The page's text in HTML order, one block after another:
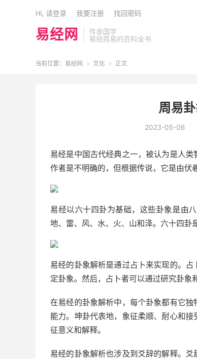
易经网
传承国学
易经周易的百科全书
Hi, 请登录 我要注册 找回密码
当前位置： 易经网  文化  正文
周易
2023-05-06
易经是中国古代经典之一，被认为是人
作者是不明确的，但根据传说，它是由伏
易经以六十四卦为基础，这些卦象是由
地、雷、风、水、火、山和泽。六十四卦
易经的卦象解析是通过占卜来实现的。
定卦象。然后，占卜者可以通过研究卦象
在易经的卦象解析中，每个卦象都有它
能力。坤卦代表地，象征柔顺、耐心和
征意义和解释。
易经的卦象解析也涉及到爻辞的解释。